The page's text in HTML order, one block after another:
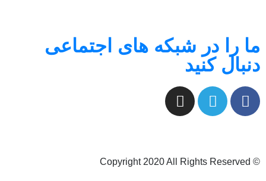
را در شبکه های اجتماعی
کنید